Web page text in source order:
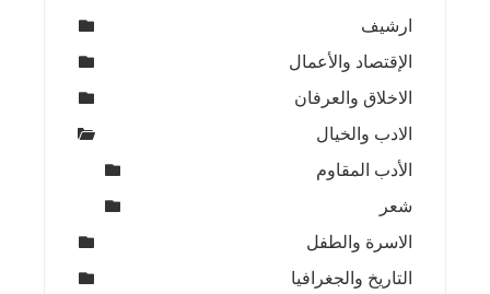
ارشيف
الإقتصاد والأعمال
الاخلاق والعرفان
الادب والخيال
الأدب المقاوم
شعر
الاسرة والطفل
التاريخ والجغرافيا